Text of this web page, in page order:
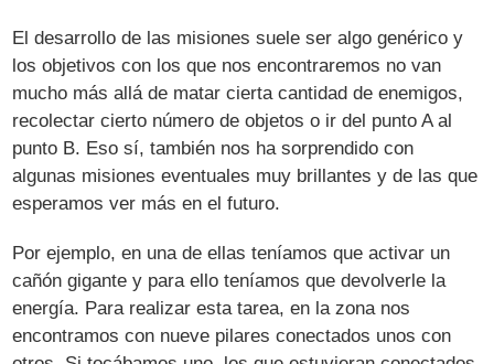
El desarrollo de las misiones suele ser algo genérico y
los objetivos con los que nos encontraremos no van
mucho más allá de matar cierta cantidad de enemigos,
recolectar cierto número de objetos o ir del punto A al
punto B. Eso sí, también nos ha sorprendido con
algunas misiones eventuales muy brillantes y de las que
esperamos ver más en el futuro.
Por ejemplo, en una de ellas teníamos que activar un
cañón gigante y para ello teníamos que devolverle la
energía. Para realizar esta tarea, en la zona nos
encontramos con nueve pilares conectados unos con